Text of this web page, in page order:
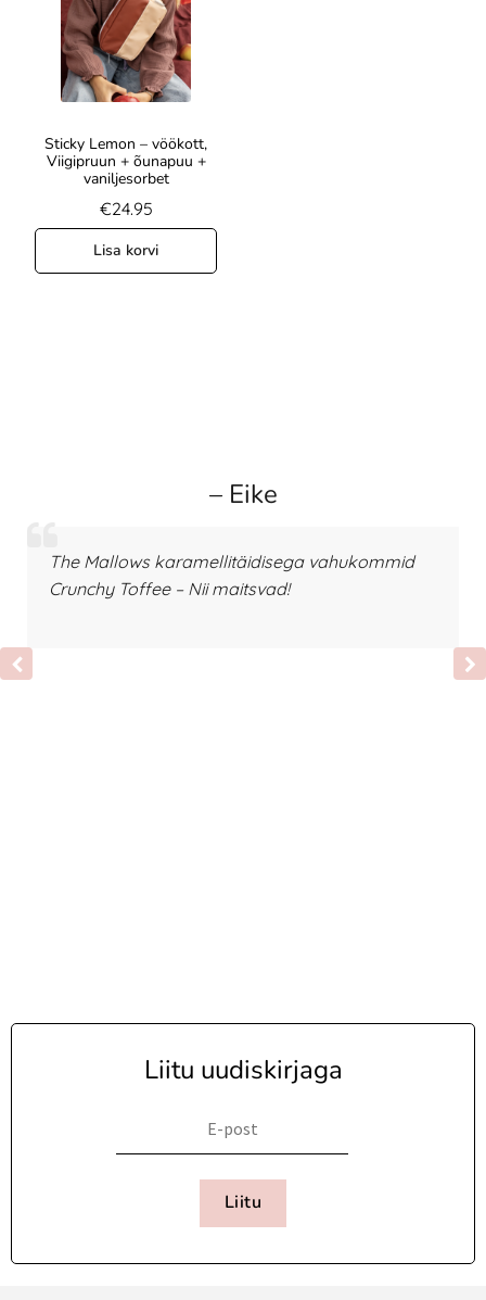
Sticky Lemon – vöökott,
Viigipruun + õunapuu +
vaniljesorbet
€24.95
Lisa korvi
– Eike
The Mallows karamellitäidisega vahukommid
Crunchy Toffee – Nii maitsvad!
Liitu uudiskirjaga
Liitu